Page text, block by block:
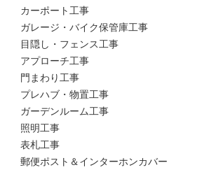
カーポート工事
ガレージ・バイク保管庫工事
目隠し・フェンス工事
アプローチ工事
門まわり工事
プレハブ・物置工事
ガーデンルーム工事
照明工事
表札工事
郵便ポスト＆インターホンカバー